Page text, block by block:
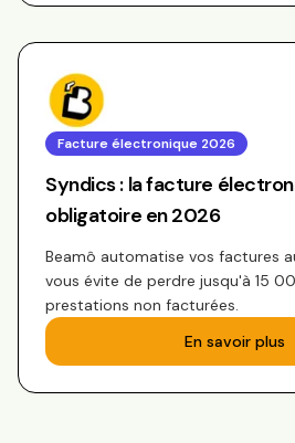
Facture électronique 2026
Syndics : la facture
obligatoire en 2026
Beamô automatise vos factures
vous évite de perdre jusqu'à 15
prestations non facturées.
En savoir plus